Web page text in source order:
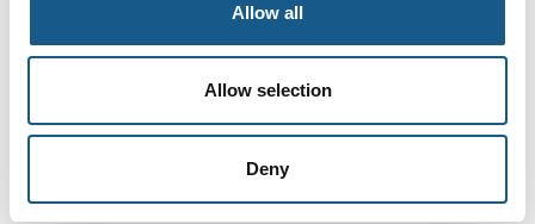
Allow all
Allow selection
Deny
På messen
ULTALYDS FLOWMÅLER I MINIUDGAVE -